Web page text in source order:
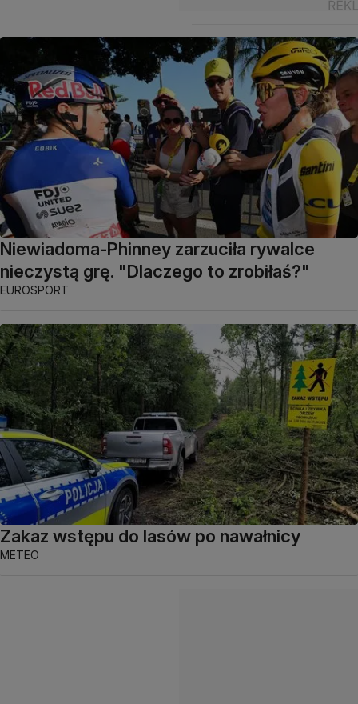
Niewiadoma-Phinney zarzuciła rywalce
nieczystą grę. "Dlaczego to zrobiłaś?"
EUROSPORT
Zakaz wstępu do lasów po nawałnicy
METEO